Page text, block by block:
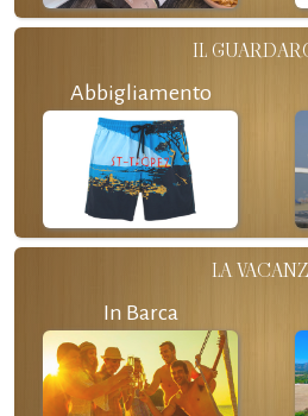
IL
Abbigliamento
LA
In Barca